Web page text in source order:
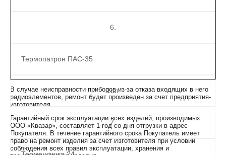
6.
Термопатрон ПАС-35
1шт.
7.
В случае неисправности приборов из-за отказа входящих в него
радиоэлементов, ремонт будет произведен за счет предприятия-
изготовителя.
Гарантийный срок эксплуатации всех изделий, производимых
ООО «Квазар», составляет 1 год со дня отгрузки в адрес
Покупателя. В течение гарантийного срока Покупатель имеет
право на ремонт изделия за счет Изготовителя при условии
соблюдения всех правил эксплуатации, хранения и